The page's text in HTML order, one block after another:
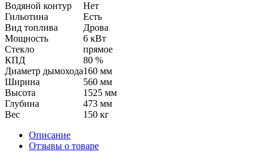
Водяной контур
Нет
Гильотина
Есть
Вид топлива
Дрова
Мощность
6 кВт
Стекло
прямое
КПД
80 %
Диаметр дымохода160 мм
Ширина
560 мм
Высота
1525 мм
Глубина
473 мм
Вес
150 кг
Описание
Отзывы о товаре